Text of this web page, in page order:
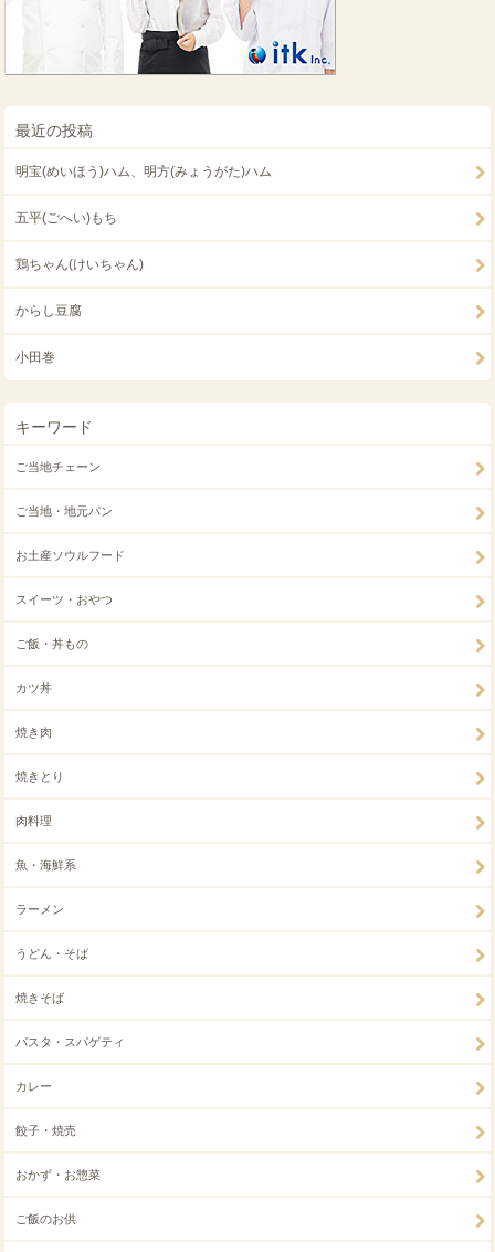
最近の投稿
明宝(めいほう)ハム、明方(みょうがた)ハム
五平(ごへい)もち
鶏ちゃん(けいちゃん)
からし豆腐
小田巻
キーワード
ご当地チェーン
ご当地・地元パン
お土産ソウルフード
スイーツ・おやつ
ご飯・丼もの
カツ丼
焼き肉
焼きとり
肉料理
魚・海鮮系
ラーメン
うどん・そば
焼きそば
パスタ・スパゲティ
カレー
餃子・焼売
おかず・お惣菜
ご飯のお供